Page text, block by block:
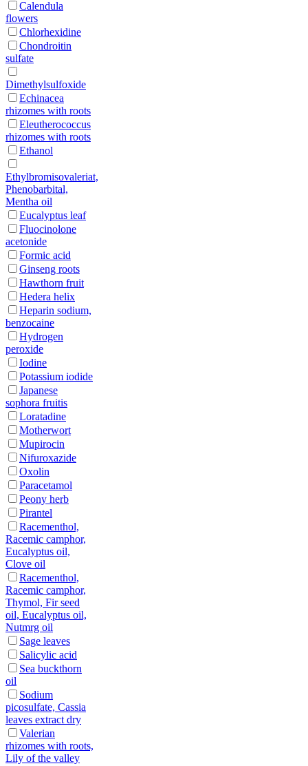
Calendula
flowers
Chlorhexidine
Chondroitin
sulfate
Dimethylsulfoxide
Echinacea
rhizomes with roots
Eleutherococcus
rhizomes with roots
Ethanol
Ethylbromisovaleriat,
Phenobarbital,
Mentha oil
Eucalyptus leaf
Fluocinolone
acetonide
Formic acid
Ginseng roots
Hawthorn fruit
Hedera helix
Heparin sodium,
benzocaine
Hydrogen
peroxide
Iodine
Potassium iodide
Japanese
sophora fruitis
Loratadine
Motherwort
Mupirocin
Nifuroxazide
Oxolin
Paracetamol
Peony herb
Pirantel
Racementhol,
Racemic camphor,
Eucalyptus oil,
Clove oil
Racementhol,
Racemic camphor,
Thymol, Fir seed
oil, Eucalyptus oil,
Nutmrg oil
Sage leaves
Salicylic acid
Sea buckthorn
oil
Sodium
picosulfate, Cassia
leaves extract dry
Valerian
rhizomes with roots,
Lily of the valley